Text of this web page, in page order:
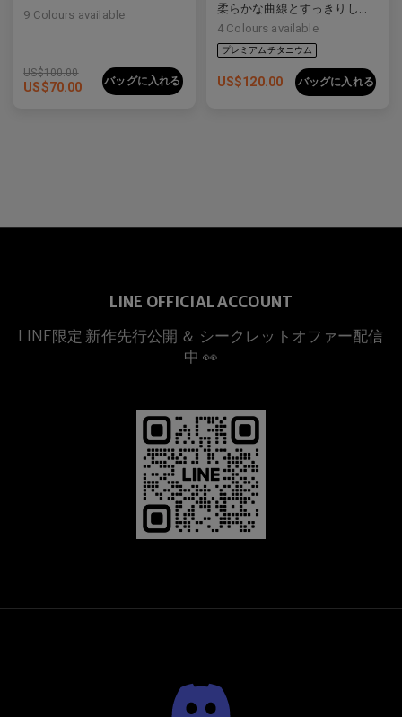
プレミアムチタニウム
9 Colours available
US$100.00
US$70.00 バッグに入れる
柔らかな曲線とすっきりしたラインをバランスよく備えた洗練された複合素材フレーム。
4 Colours available
US$120.00 バッグに入れる
LINE OFFICIAL ACCOUNT
LINE限定 新作先行公開 ＆ シークレットオファー配信
中 👀